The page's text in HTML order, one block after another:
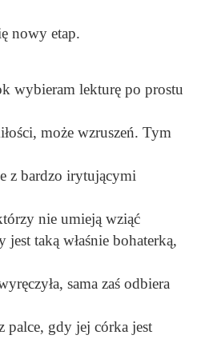
nowy etap.
wybieram lekturę po prostu
może wzruszeń. Tym
z bardzo irytującymi
nie umieją wziąć
taką właśnie bohaterką,
sama zaś odbiera
palce, gdy jej córka jest